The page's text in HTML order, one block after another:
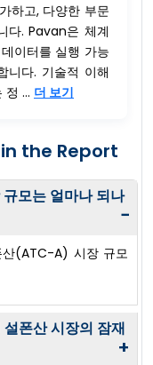
하고, 다양한 부문
다. Pavan은 체계
이터를 실행 가능
니다. 기술적 이해
정 ... 더 보기
the Report
모는 얼마나 되나
−
산(ATC-A) 시장 규모
폰산 시장의 잠재
+